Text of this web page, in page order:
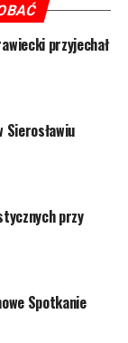
Zobacz
talentów
przyjechał
Sierosławiu
przy
Spotkanie